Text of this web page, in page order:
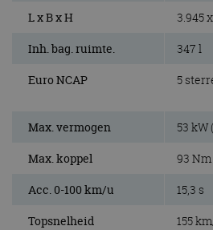
L x B x H 3.945
Inh. bag. ruimte. 347 l
Euro NCAP 5
Max. vermogen 53 kW
Max. koppel 93 Nm
Acc. 0-100 km/u 15,3 s
Topsnelheid 155